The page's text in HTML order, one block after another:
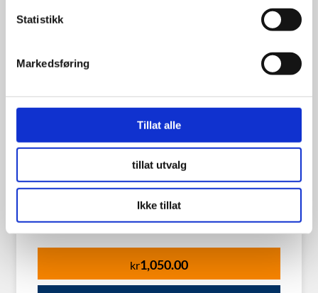
Statistikk
Markedsføring
Tillat alle
tillat utvalg
Ikke tillat
Landsail LS388 175/70R14 88H
kr1,050.00